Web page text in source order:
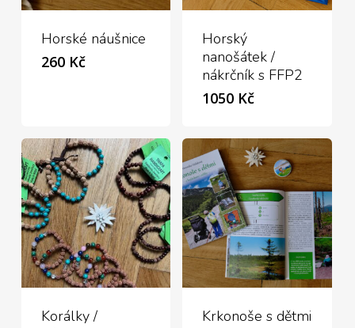
Horské náušnice
260 Kč
Horský
nanošátek /
nákrčník s FFP2
1050 Kč
Korálky /
Krkonoše s dětmi